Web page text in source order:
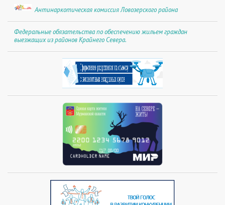
Антинаркотическая комиссия Ловозерского района
Федеральные обязательства по обеспечению жильем граждан
выезжащих из районов Крайнего Севера.